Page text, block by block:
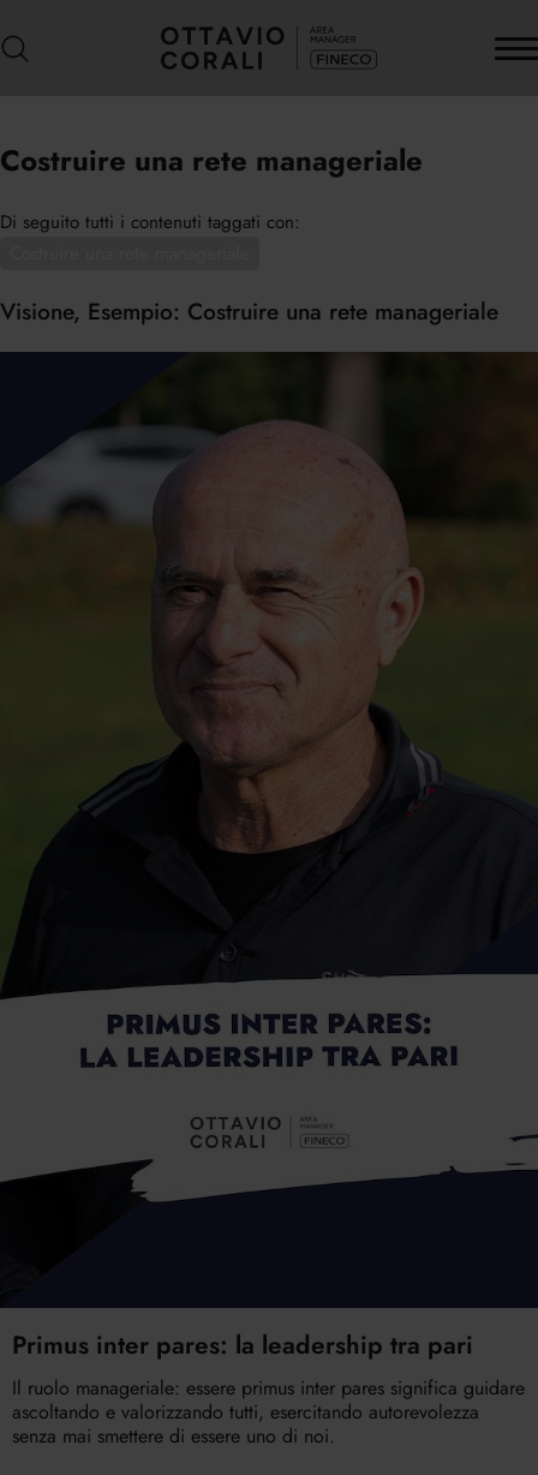
Costruire una rete manageriale
Di seguito tutti i contenuti taggati con:
Visione, Esempio: Costruire una rete manageriale
Primus inter pares: la leadership tra pari
Il ruolo manageriale: essere primus inter pares significa guidare
ascoltando e valorizzando tutti, esercitando autorevolezza
senza mai smettere di essere uno di noi.